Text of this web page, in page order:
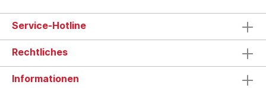
Service-Hotline
Rechtliches
Informationen